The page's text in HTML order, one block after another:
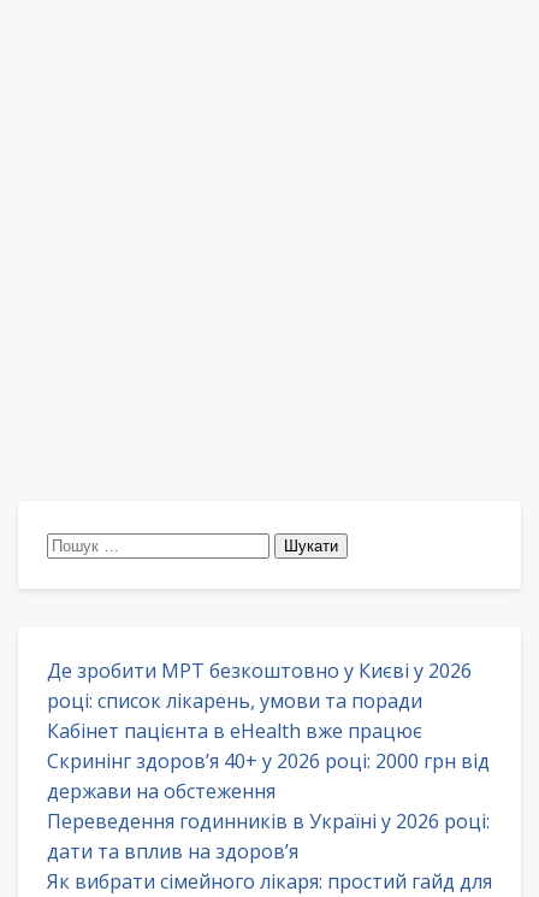
Пошук:
Де зробити МРТ безкоштовно у Києві у 2026
році: список лікарень, умови та поради
Кабінет пацієнта в eHealth вже працює
Скринінг здоров’я 40+ у 2026 році: 2000 грн від
держави на обстеження
Переведення годинників в Україні у 2026 році:
дати та вплив на здоров’я
Як вибрати сімейного лікаря: простий гайд для